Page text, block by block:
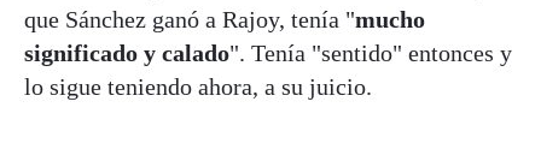
que Sánchez ganó a Rajoy, tenía "mucho
significado y calado". Tenía "sentido" entonces y
lo sigue teniendo ahora, a su juicio.